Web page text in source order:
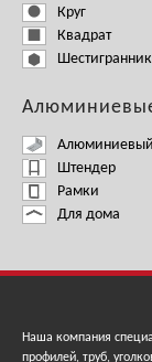
Круг
Квадрат
Шестигранник
Штендер
Рамки
Для дома
Наша компания
профилей, труб,